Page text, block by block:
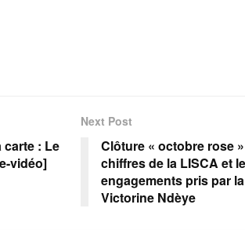
carte : Le
vidéo]
Next Post
Clôture « octobre rose
chiffres de la LISCA et
engagements pris par
Victorine Ndèye